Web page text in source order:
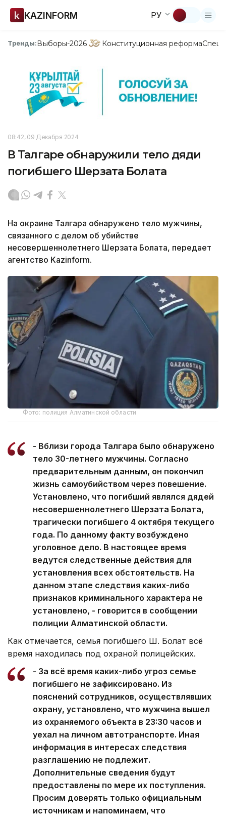
KAZINFORM РУ
Тренды:Выборы-2026 Конституционная реформа
08:42, 09 Декабря 2024
В Талгаре обнаружили тело дяди
погибшего Шерзата Болата
На окраине Талгара обнаружено тело мужчины,
связанного с делом об убийстве
несовершеннолетнего Шерзата Болата, передает
агентство Kazinform.
Фото: полиция Алматинской области
- Вблизи города Талгара было обнаружено
тело 30-летнего мужчины. Согласно
предварительным данным, он покончил
жизнь самоубийством через повешение.
Установлено, что погибший являлся дядей
несовершеннолетнего Шерзата Болата,
трагически погибшего 4 октября текущего
года. По данному факту возбуждено
уголовное дело. В настоящее время
ведутся следственные действия для
установления всех обстоятельств. На
данном этапе следствия каких-либо
признаков криминального характера не
установлено, - говорится в сообщении
полиции Алматинской области.
Как отмечается, семья погибшего Ш. Болат всё
время находилась под охраной полицейских.
- За всё время каких-либо угроз семье
погибшего не зафиксировано. Из
пояснений сотрудников, осуществлявших
охрану, установлено, что мужчина вышел
из охраняемого объекта в 23:30 часов и
уехал на личном автотранспорте. Иная
информация в интересах следствия
разглашению не подлежит.
Дополнительные сведения будут
предоставлены по мере их поступления.
Просим доверять только официальным
источникам и напоминаем, что